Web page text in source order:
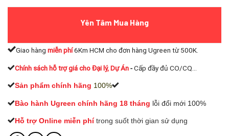
Yên Tâm Mua Hàng
Giao hàng miễn phí6Km HCM cho đơn hàng Ugreen từ 500K.
Chính sách hỗ trợ giá cho Đại lý, Dự Án-Cấp đầy đủ CO/CQ...
Sản phẩm chính hãng 100%
Bào hành Ugreen chính hãng 18 tháng lỗi đổi mới 100%
Hỗ trợ Online miễn phí trong suốt thời gian sử dụng